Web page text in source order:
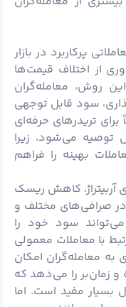
پرکاربرد در بازار
از اختلاف قیمت‌ها
روش، معامله‌گران
سود قابل توجهی
تریدرهای حرفه‌ای
توصیه می‌شود، زیرا
بهینه را فراهم
آربیتراژ، کاهش ریسک
در صرافی‌های مختلف و
می‌تواند سود خود را
با معاملات معمولی
معامله‌گران امکان
و زمان‌بر را می‌دهد که
بسیار مفید است. اما